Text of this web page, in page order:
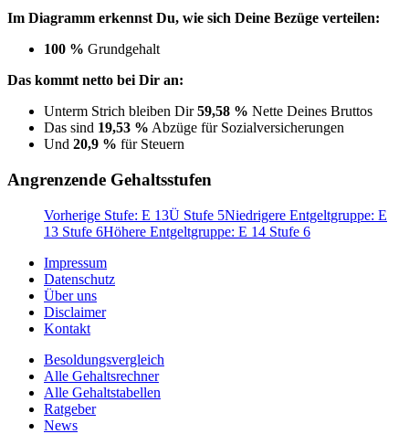
Im Diagramm erkennst Du, wie sich Deine Bezüge verteilen:
100 % Grundgehalt
Das kommt netto bei Dir an:
Unterm Strich bleiben Dir59,58 % Nette Deines Bruttos
Das sind 19,53 % Abzüge für Sozialversicherungen
Und 20,9 % für Steuern
Angrenzende Gehaltsstufen
Vorherige Stufe: E 13Ü Stufe 5Niedrigere Entgeltgruppe: E
13 Stufe 6Höhere Entgeltgruppe: E 14 Stufe 6
Impressum
Datenschutz
Über uns
Disclaimer
Kontakt
Besoldungsvergleich
Alle Gehaltsrechner
Alle Gehaltstabellen
Ratgeber
News